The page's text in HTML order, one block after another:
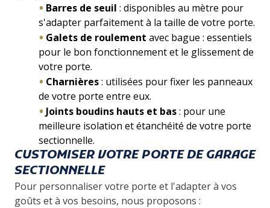
Barres de seuil : disponibles au mètre pour
s'adapter parfaitement à la taille de votre porte.
Galets de roulement avec bague : essentiels
pour le bon fonctionnement et le glissement de
votre porte.
Charnières: utilisées pour fixer les panneaux
de votre porte entre eux.
Joints boudins hauts et bas: pour une
meilleure isolation et étanchéité de votre porte
sectionnelle.
CUSTOMISER VOTRE PORTE DE GARAGE
SECTIONNELLE
Pour personnaliser votre porte et l'adapter à vos
goûts et à vos besoins, nous proposons :